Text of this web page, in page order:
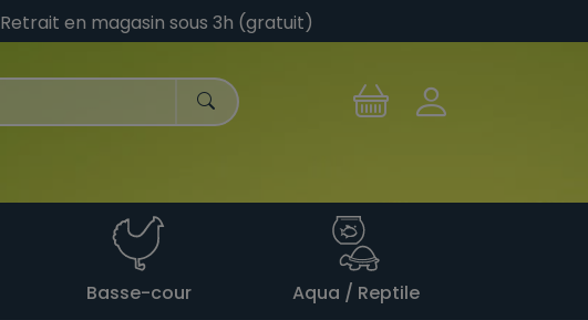
Retrait en magasin sous 3h (gratuit)
Basse-cour Aqua / Reptile